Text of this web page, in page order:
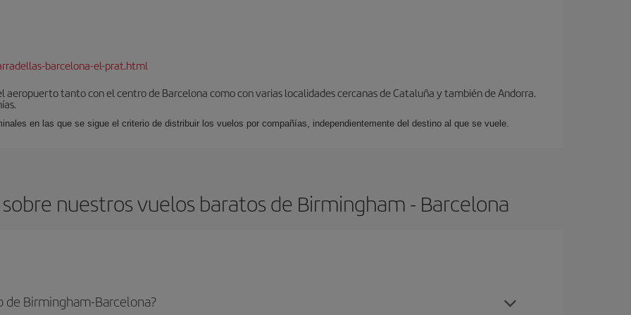
barcelona-el-prat.html
aeropuerto tanto con el centro de Barcelona como con varias localidades cercanas de Cataluña y también de Andorra.
en las que se sigue el criterio de distribuir los vuelos por compañías, independientemente del destino al que se vuele.
nuestros vuelos baratos de Birmingham - Barcelona
de Birmingham-Barcelona?